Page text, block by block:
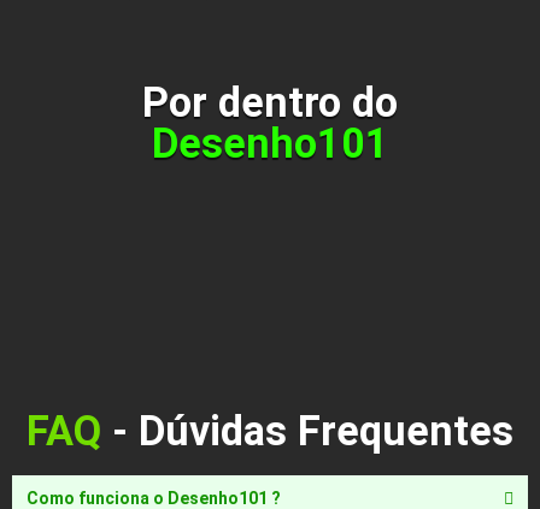
Por dentro do
Desenho101
FAQ - Dúvidas Frequentes
Como funciona o Desenho101 ?